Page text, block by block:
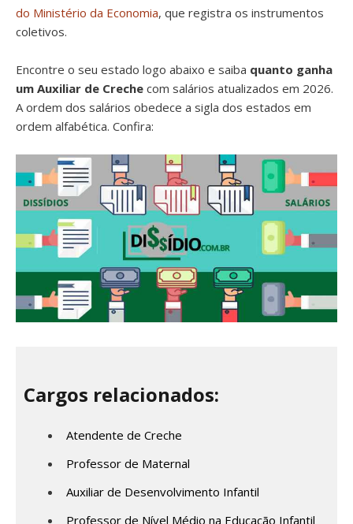
do Ministério da Economia, que registra os instrumentos
coletivos.
Encontre o seu estado logo abaixo e saiba quanto ganha
um Auxiliar de Creche com salários atualizados em 2026.
A ordem dos salários obedece a sigla dos estados em
ordem alfabética. Confira:
Cargos relacionados:
Atendente de Creche
Professor de Maternal
Auxiliar de Desenvolvimento Infantil
Professor de Nível Médio na Educação Infantil